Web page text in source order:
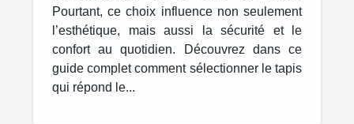
Pourtant, ce choix influence non seulement
l’esthétique, mais aussi la sécurité et le
confort au quotidien. Découvrez dans ce
guide complet comment sélectionner le tapis
qui répond le...